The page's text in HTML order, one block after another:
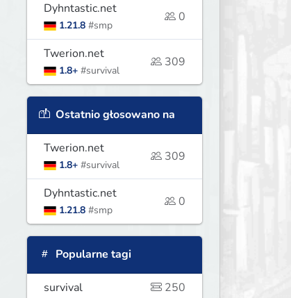
Dyhntastic.net
1.21.8 #smp
0
Twerion.net
1.8+ #survival
309
Ostatnio głosowano na
Twerion.net
1.8+ #survival
309
Dyhntastic.net
1.21.8 #smp
0
Popularne tagi
survival
250